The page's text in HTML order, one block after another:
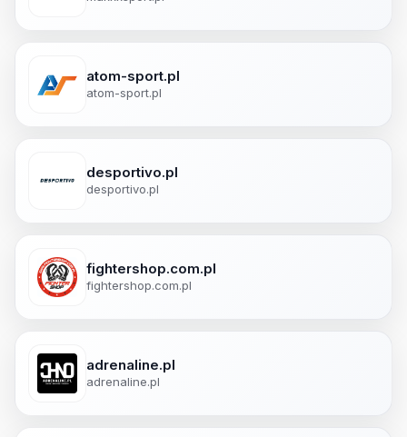
atom-sport.pl
atom-sport.pl
desportivo.pl
desportivo.pl
fightershop.com.pl
fightershop.com.pl
adrenaline.pl
adrenaline.pl